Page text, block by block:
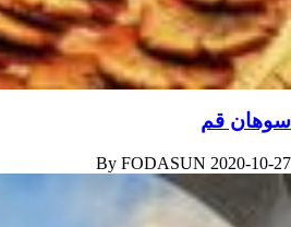
سوهان قم
By FODASUN 2020-10-27